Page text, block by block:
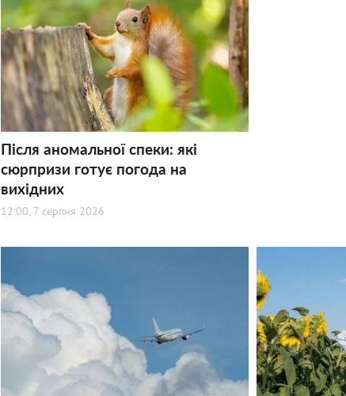
Після аномальної спеки: які
сюрпризи готує погода на
вихідних
12:00, 7 серпня 2026